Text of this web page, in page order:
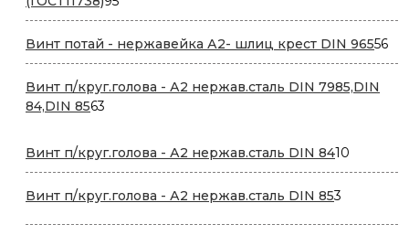
товаров
Винт потай - нержавейка А2- шлиц крест DIN 9655656
Винт п/круг.голова - А2 нержав.сталь DIN 7985,DIN
84,DIN 8563
Винт п/круг.голова - А2 нержав.сталь DIN 8410
товаров
Винт п/круг.голова - А2 нержав.сталь DIN 853